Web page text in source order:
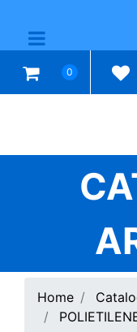
Open menu
0
Home